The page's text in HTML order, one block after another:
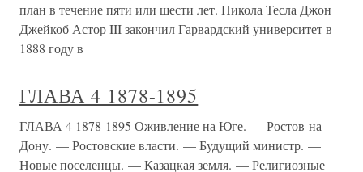
план в течение пяти или шести лет. Никола Тесла Джон
Джейкоб Астор III закончил Гарвардский университет в
1888 году в
ГЛАВА 4 1878-1895
ГЛАВА 4 1878-1895 Оживление на Юге. — Ростов-на-
Дону. — Ростовские власти. — Будущий министр. —
Новые поселенцы. — Казацкая земля. — Религиозные